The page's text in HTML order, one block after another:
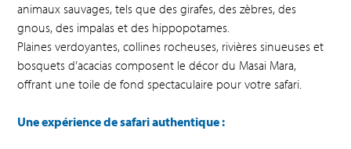
animaux sauvages, tels que des girafes, des zèbres, des
gnous, des impalas et des hippopotames.
Plaines verdoyantes, collines rocheuses, rivières sinueuses et
bosquets d’acacias composent le décor du Masai Mara,
offrant une toile de fond spectaculaire pour votre safari.
Une expérience de safari authentique :